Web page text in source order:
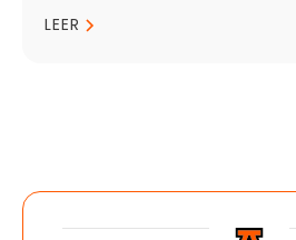
LEER